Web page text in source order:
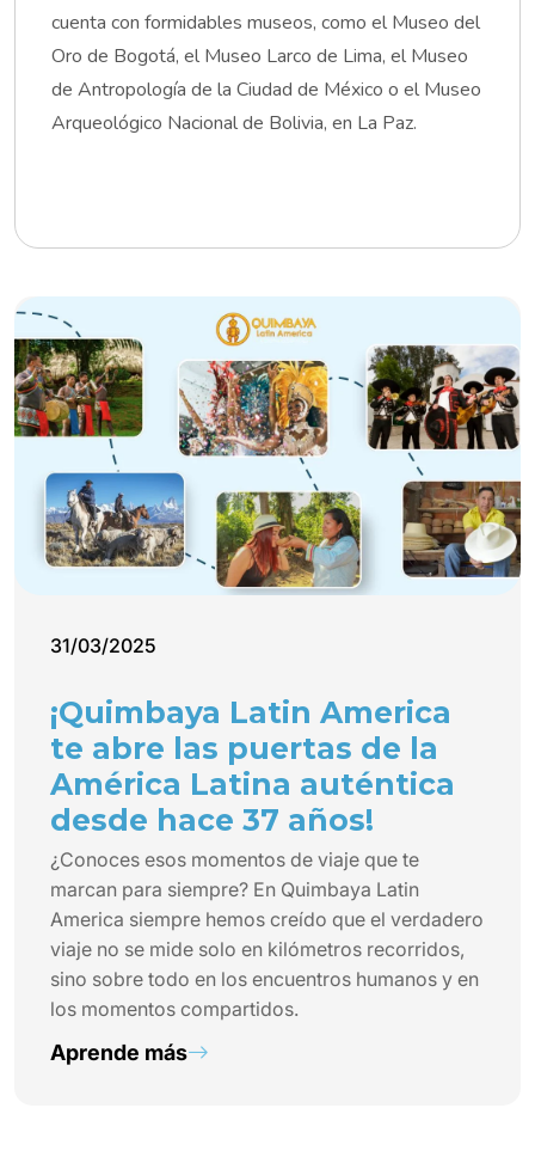
cuenta con formidables museos, como el Museo del
Oro de Bogotá, el Museo Larco de Lima, el Museo
de Antropología de la Ciudad de México o el Museo
Arqueológico Nacional de Bolivia, en La Paz.
31/03/2025
¡Quimbaya Latin America
te abre las puertas de la
América Latina auténtica
desde hace 37 años!
¿Conoces esos momentos de viaje que te
marcan para siempre? En Quimbaya Latin
America siempre hemos creído que el verdadero
viaje no se mide solo en kilómetros recorridos,
sino sobre todo en los encuentros humanos y en
los momentos compartidos.
Aprende más